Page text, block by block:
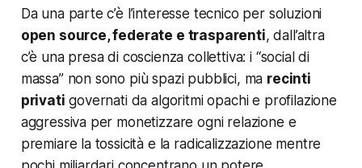
Da una parte c’è l’interesse tecnico per soluzioni
open source, federate e trasparenti, dall’altra
c’è una presa di coscienza collettiva: i “social di
massa” non sono più spazi pubblici, ma recinti
privati governati da algoritmi opachi e profilazione
aggressiva per monetizzare ogni relazione e
premiare la tossicità e la radicalizzazione mentre